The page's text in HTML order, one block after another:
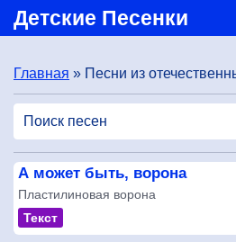
Детские Песенки
Главная » Песни из
А может быть, ворона
Пластилиновая ворона
Текст